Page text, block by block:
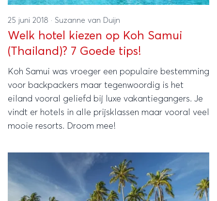
25 juni 2018 · Suzanne van Duijn
Welk hotel kiezen op Koh Samui
(Thailand)? 7 Goede tips!
Koh Samui was vroeger een populaire bestemming
voor backpackers maar tegenwoordig is het
eiland vooral geliefd bij luxe vakantiegangers. Je
vindt er hotels in alle prijsklassen maar vooral veel
mooie resorts. Droom mee!